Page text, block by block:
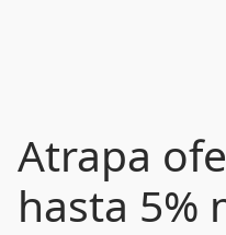
Atrapa
hasta 5%